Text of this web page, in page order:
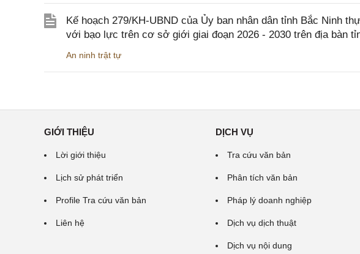
Kế hoạch 279/KH-UBND của Ủy ban nhân dân tỉnh Bắc Ninh
với bạo lực trên cơ sở giới giai đoạn 2026 - 2030 trên địa bàn
An ninh trật tự
GIỚI THIỆU
Lời giới thiệu
Lịch sử phát triển
Profile Tra cứu văn bản
Liên hệ
DỊCH VỤ
Tra cứu văn bản
Phân tích văn bản
Pháp lý doanh nghiệp
Dịch vụ dịch thuật
Dịch vụ nội dung